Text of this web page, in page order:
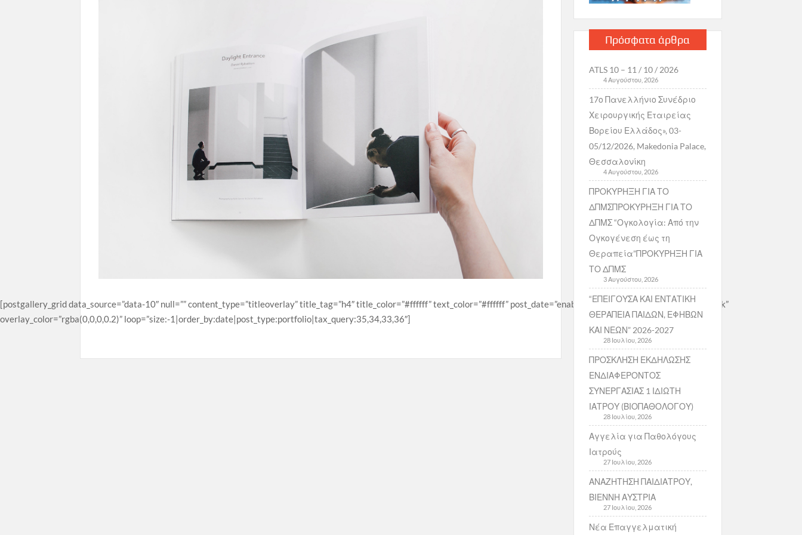
[postgallery_grid data_source=”data-10″ null=”” content_type=”titleoverlay” title_tag=”h4″ title_color=”#ffffff” text_color=”#ffffff” post_date=”enable” masonry=”masonry” filtering=”click”
overlay_color=”rgba(0,0,0,0.2)” loop=”size:-1|order_by:date|post_type:portfolio|tax_query:35,34,33,36″]
Πρόσφατα άρθρα
ATLS 10 – 11 / 10 / 2026
4 Αυγούστου, 2026
17ο Πανελλήνιο Συνέδριο
Χειρουργικής Εταιρείας
Βορείου Ελλάδος», 03-
05/12/2026, Makedonia Palace,
Θεσσαλονίκη
4 Αυγούστου, 2026
ΠΡΟΚΥΡΗΞΗ ΓΙΑ ΤΟ
ΔΠΜΣΠΡΟΚΥΡΗΞΗ ΓΙΑ ΤΟ
ΔΠΜΣ “Ογκολογία: Από την
Ογκογένεση έως τη
Θεραπεία”ΠΡΟΚΥΡΗΞΗ ΓΙΑ
ΤΟ ΔΠΜΣ
3 Αυγούστου, 2026
“ΕΠΕΙΓΟΥΣΑ ΚΑΙ ΕΝΤΑΤΙΚΗ
ΘΕΡΑΠΕΙΑ ΠΑΙΔΩΝ, ΕΦΗΒΩΝ
ΚΑΙ ΝΕΩΝ” 2026-2027
28 Ιουλίου, 2026
ΠΡΟΣΚΛΗΣΗ ΕΚΔΗΛΩΣΗΣ
ΕΝΔΙΑΦΕΡΟΝΤΟΣ
ΣΥΝΕΡΓΑΣΙΑΣ 1 ΙΔΙΩΤΗ
ΙΑΤΡΟΥ (ΒΙΟΠΑΘΟΛΟΓΟΥ)
28 Ιουλίου, 2026
Αγγελία για Παθολόγους
Ιατρούς
27 Ιουλίου, 2026
ΑΝΑΖΗΤΗΣΗ ΠΑΙΔΙΑΤΡΟΥ,
ΒΙΕΝΝΗ ΑΥΣΤΡΙΑ
27 Ιουλίου, 2026
Νέα Επαγγελματική